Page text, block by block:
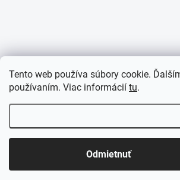
Tento web používa súbory cookie.
používaním. Viac informácií tu.
Odmietnuť